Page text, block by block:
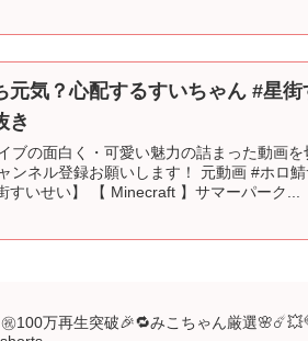
元気？心配するすいちゃん #星
き
ブの面白く・可愛い魅力の詰まった動画
ンネル登録お願いします！ 元動画 #ホロ
すいせい】 【 Minecraft 】サマーパーク...
️100万再生突破🎉🔁みこちゃん厳選